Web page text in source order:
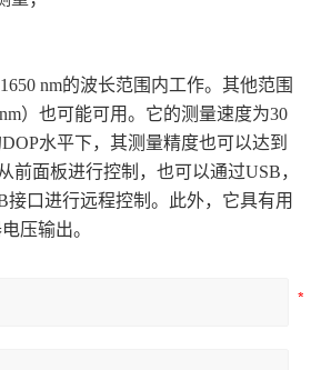
nm的波长范围内工作。其他范围
）也可能可用。它的测量速度为30
水平下，其测量精度也可以达到
前面板进行控制，也可以通过USB，
接口进行远程控制。此外，它具有用
压输出。